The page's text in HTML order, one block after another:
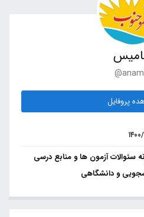
پروفایل
۴/۱۶
سئوالات آزمون ها و منابع درسی
و دانشگاهی